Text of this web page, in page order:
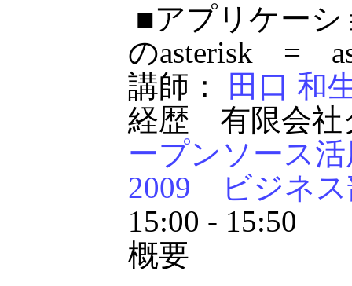
■アプリケー
のasterisk =
講師：
田口 和
経歴 有限会
ープンソース
2009 ビジネス
15:00 - 15:50
概要